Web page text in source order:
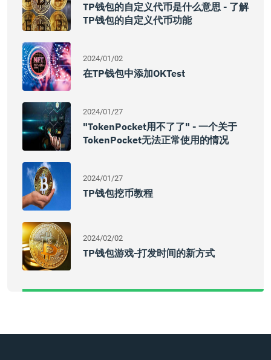
TP钱包的自定义代币是什么意思 - 了解
TP钱包的自定义代币功能
2024/01/02
在TP钱包中添加OKTest
2024/01/27
"TokenPocket用不了了" - 一个关于
TokenPocket无法正常使用的情况
2024/01/27
TP钱包挖币教程
2024/02/02
TP钱包游戏-打发时间的新方式